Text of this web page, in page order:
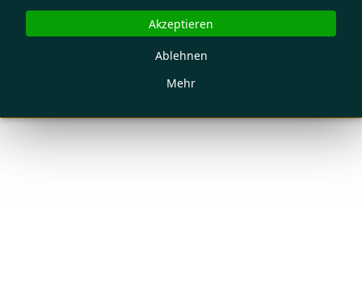
Mehr
Ablehnen
Akzeptieren